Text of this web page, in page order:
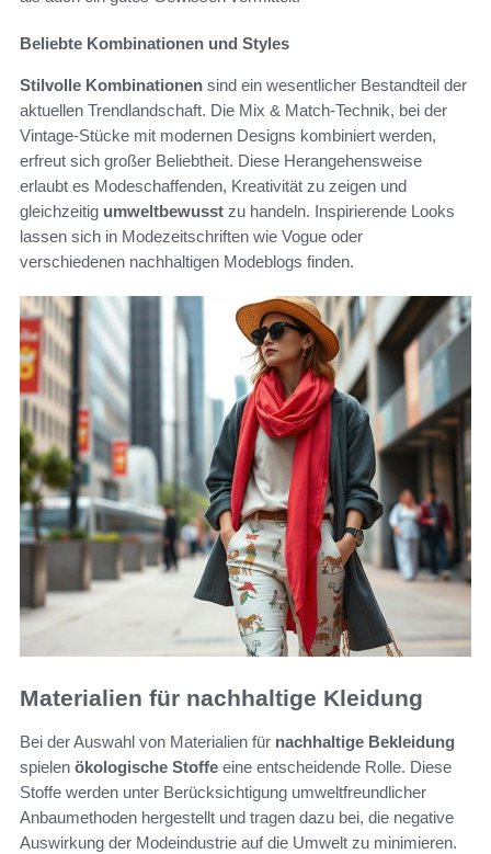
Beliebte Kombinationen und Styles
Stilvolle Kombinationen sind ein wesentlicher Bestandteil der
aktuellen Trendlandschaft. Die Mix & Match-Technik, bei der
Vintage-Stücke mit modernen Designs kombiniert werden,
erfreut sich großer Beliebtheit. Diese Herangehensweise
erlaubt es Modeschaffenden, Kreativität zu zeigen und
gleichzeitig umweltbewusst zu handeln. Inspirierende Looks
lassen sich in Modezeitschriften wie Vogue oder
verschiedenen nachhaltigen Modeblogs finden.
Materialien für nachhaltige Kleidung
Bei der Auswahl von Materialien für nachhaltige Bekleidung
spielen ökologische Stoffe eine entscheidende Rolle. Diese
Stoffe werden unter Berücksichtigung umweltfreundlicher
Anbaumethoden hergestellt und tragen dazu bei, die negative
Auswirkung der Modeindustrie auf die Umwelt zu minimieren.